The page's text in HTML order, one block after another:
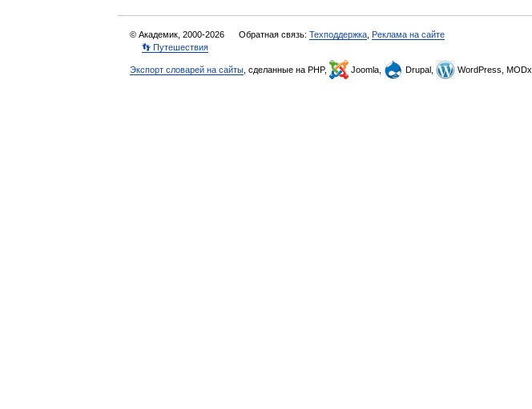
© Академик, 2000-2026 Обратная связь: Техподдержка Реклама на сайте
👣 Путешествия
Экспорт словарей на сайты , сделанные на PHP, Joomla, Drupal, WordPress, MODx.